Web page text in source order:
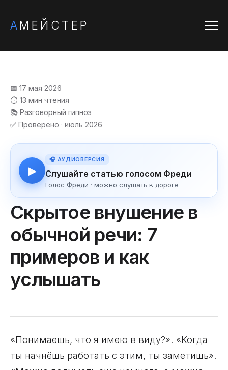
АМЕЙСТЕР
📅 17 мая 2026
⏱️ 13 мин чтения
📚 Разговорный гипноз
✅ Проверено · июль 2026
▶
🎧 АУДИОВЕРСИЯ
Слушайте статью голосом Фреди
Голос Фреди · можно слушать в дороге
Скрытое внушение в
обычной речи: 7
примеров и как
услышать
«Понимаешь, что я имею в виду?». «Когда
ты начнёшь работать с этим, ты заметишь».